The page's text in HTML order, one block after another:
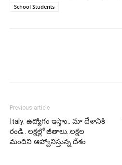
School Students
Previous article
Italy: ఉద్యోగం ఇస్తాం.. మా దేశానికి
రండి.. లక్షల్లో జీతాలు..లక్షల
మందిని ఆహ్వానిస్తున్న దేశం